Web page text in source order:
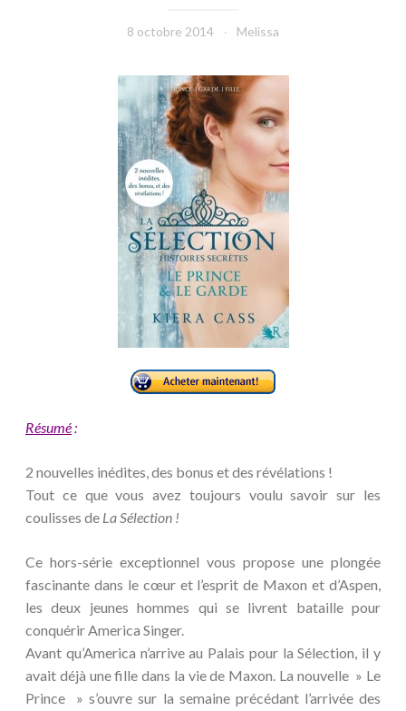
8 octobre 2014 Melissa
Résumé:
2 nouvelles inédites, des bonus et des révélations !
Tout ce que vous avez toujours voulu savoir sur les
coulisses de La Sélection !
Ce hors-série exceptionnel vous propose une plongée
fascinante dans le cœur et l’esprit de Maxon et d’Aspen,
les deux jeunes hommes qui se livrent bataille pour
conquérir America Singer.
Avant qu’America n’arrive au Palais pour la Sélection, il y
avait déjà une fille dans la vie de Maxon. La nouvelle » Le
Prince » s’ouvre sur la semaine précédant l’arrivée des